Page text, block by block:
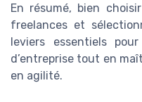
En résumé, bien
freelances et
leviers essentiels
d’entreprise tout en
en agilité.